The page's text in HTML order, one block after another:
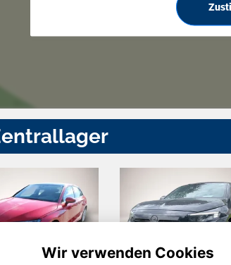
Wir verwenden Cookies